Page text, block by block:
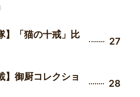
】「猫の十戒」比
27
】御厨コレクショ
28